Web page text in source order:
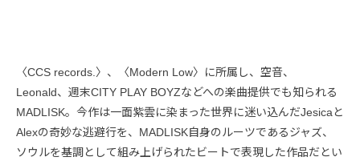
〈CCS records.〉、〈Modern Low〉に所属し、空音、
Leonald、週末CITY PLAY BOYZなどへの楽曲提供でも知られる
MADLISK。今作は一面紫雲に染まった世界に迷い込んだJesicaと
Alexの奇妙な逃避行を、MADLISK自身のルーツであるジャズ、
ソウルを基調として組み上げられたビートで表現した作品だとい